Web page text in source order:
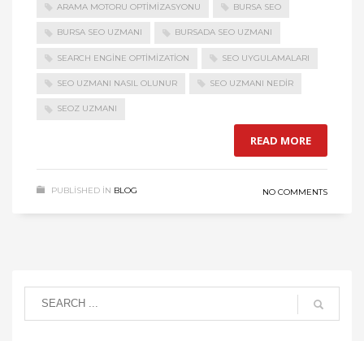
ARAMA MOTORU OPTIMIZASYONU BURSA SEO
BURSA SEO UZMANI BURSADA SEO UZMANI
SEARCH ENGINE OPTIMIZATION SEO UYGULAMALARI
SEO UZMANI NASIL OLUNUR SEO UZMANI NEDIR
SEOZ UZMANI
READ MORE
PUBLISHED IN BLOG NO COMMENTS